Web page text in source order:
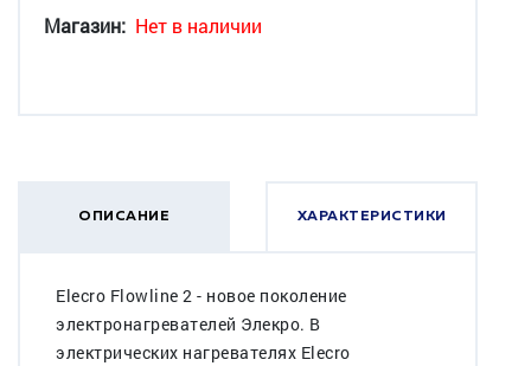
Магазин: Нет в наличии
ОПИСАНИЕ ХАРАКТЕРИСТИКИ
Elecro Flowline 2 - новое поколение
электронагревателей Элекро. В
электрических нагревателях Elecro